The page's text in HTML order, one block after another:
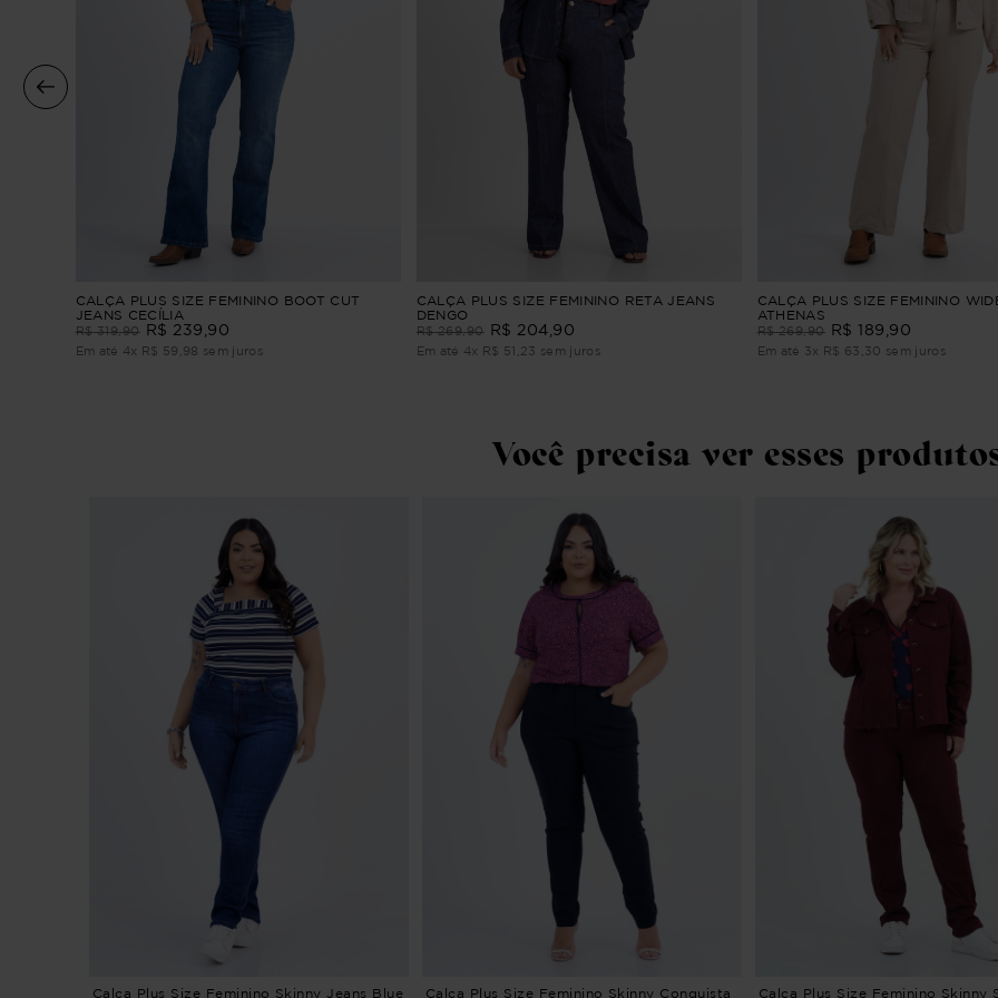
CALÇA PLUS SIZE FEMININO BOOT CUT
JEANS CECÍLIA
R$ 319,90 R$ 239 90
Em até 4x R$ 59 98 sem juros
CALÇA PLUS SIZE FEMININO RETA JEANS
DENGO
R$ 269,90 R$ 204 90
Em até 4x R$ 51 23 sem juros
CALÇA PLUS SIZE FEMININO
ATHENAS
R$ 269,90 R$ 189 90
Em até 3x R$ 63 30 sem juros
Você precisa ver esses
Calça Plus Size Feminino Skinny Jeans Blue Calça Plus Size Feminino Skinny Conquista Calça Plus Size Feminino Skinny